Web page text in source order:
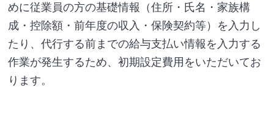
めに従業員の方の基礎情報（住所・氏名・家族構
成・控除額・前年度の収入・保険契約等）を入力し
たり、代行する前までの給与支払い情報を入力する
作業が発生するため、初期設定費用をいただいてお
ります。